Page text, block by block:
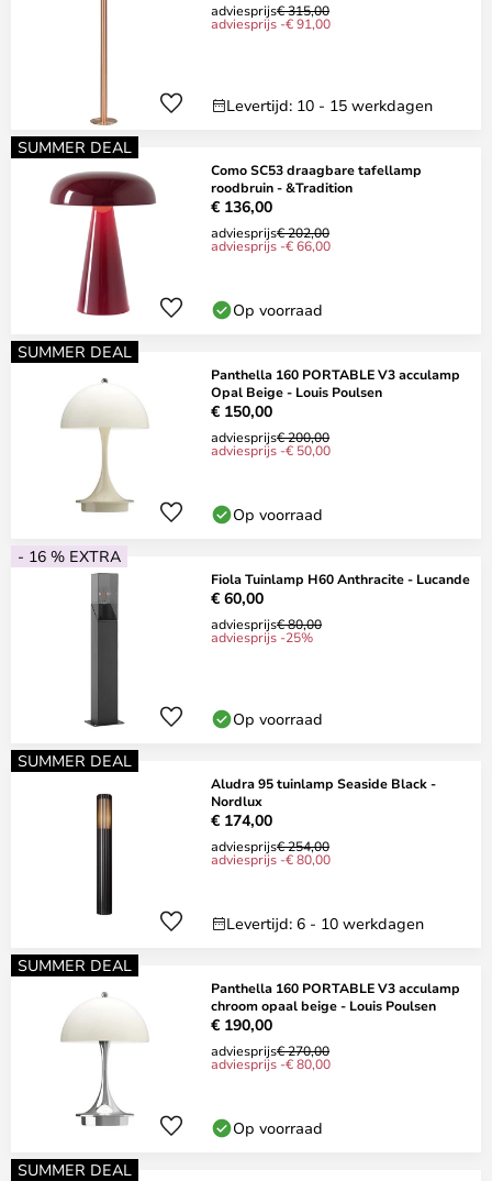
adviesprijs€ 315,00
adviesprijs -€ 91,00
Levertijd: 10 - 15 werkdagen
SUMMER DEAL
Como SC53 draagbare tafellamp
roodbruin - &Tradition
€ 136,00
adviesprijs€ 202,00
adviesprijs -€ 66,00
Op voorraad
SUMMER DEAL
Panthella 160 PORTABLE V3 acculamp
Opal Beige - Louis Poulsen
€ 150,00
adviesprijs€ 200,00
adviesprijs -€ 50,00
Op voorraad
- 16 % EXTRA
Fiola Tuinlamp H60 Anthracite - Lucande
€ 60,00
adviesprijs€ 80,00
adviesprijs -25%
Op voorraad
SUMMER DEAL
Aludra 95 tuinlamp Seaside Black -
Nordlux
€ 174,00
adviesprijs€ 254,00
adviesprijs -€ 80,00
Levertijd: 6 - 10 werkdagen
SUMMER DEAL
Panthella 160 PORTABLE V3 acculamp
chroom opaal beige - Louis Poulsen
€ 190,00
adviesprijs€ 270,00
adviesprijs -€ 80,00
Op voorraad
SUMMER DEAL